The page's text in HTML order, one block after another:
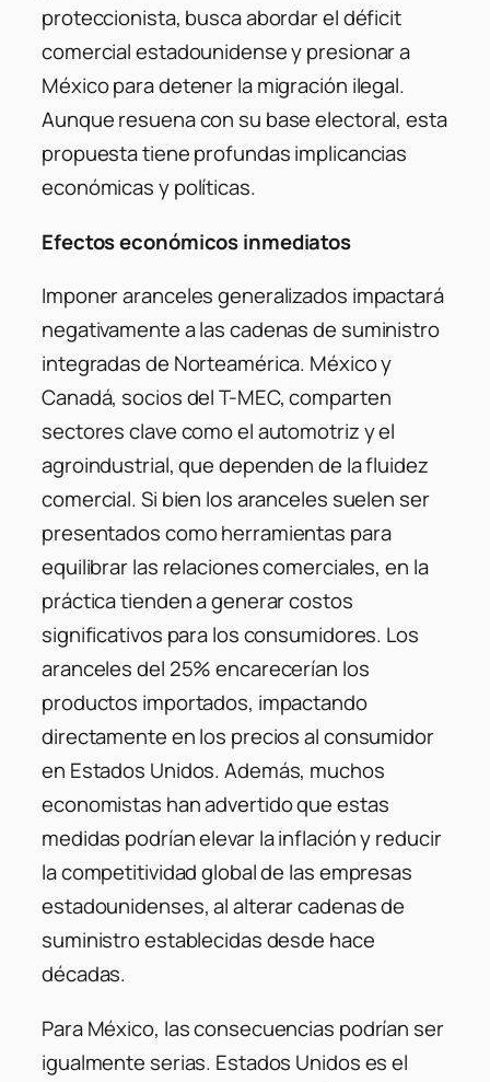
proteccionista, busca abordar el déficit
comercial estadounidense y presionar a
México para detener la migración ilegal.
Aunque resuena con su base electoral, esta
propuesta tiene profundas implicancias
económicas y políticas.
Efectos económicos inmediatos
Imponer aranceles generalizados impactará
negativamente a las cadenas de suministro
integradas de Norteamérica. México y
Canadá, socios del T-MEC, comparten
sectores clave como el automotriz y el
agroindustrial, que dependen de la fluidez
comercial. Si bien los aranceles suelen ser
presentados como herramientas para
equilibrar las relaciones comerciales, en la
práctica tienden a generar costos
significativos para los consumidores. Los
aranceles del 25% encarecerían los
productos importados, impactando
directamente en los precios al consumidor
en Estados Unidos. Además, muchos
economistas han advertido que estas
medidas podrían elevar la inflación y reducir
la competitividad global de las empresas
estadounidenses, al alterar cadenas de
suministro establecidas desde hace
décadas.
Para México, las consecuencias podrían ser
igualmente serias. Estados Unidos es el